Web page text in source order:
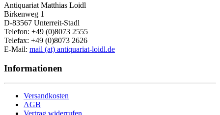
Antiquariat Matthias Loidl
Birkenweg 1
D-83567 Unterreit-Stadl
Telefon: +49 (0)8073 2555
Telefax: +49 (0)8073 2626
E-Mail: mail (at) antiquariat-loidl.de
Informationen
Versandkosten
AGB